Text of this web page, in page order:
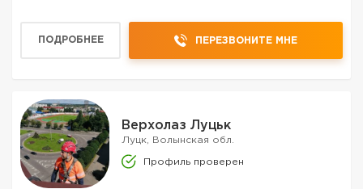
ПОДРОБНЕЕ ПЕРЕЗВОНИТЕ МНЕ
Верхолаз Луцьк
Луцк, Волынская обл.
Профиль проверен